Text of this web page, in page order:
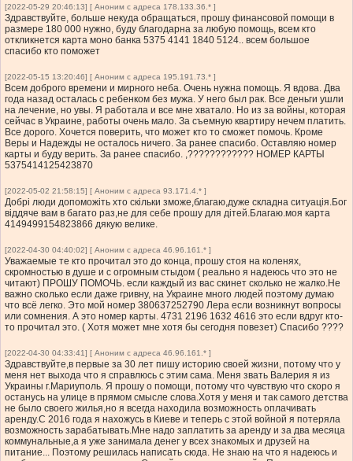
[2022-05-29 20:46:13] [ Аноним с адреса 178.133.36.* ]
Здравствуйте, больше некуда обращаться, прошу финансовой помощи в
размере 180 000 нужно, буду благодарна за любую помощь, всем кто
откликнется карта моно банка 5375 4141 1840 5124.. всем большое
спасибо кто поможет
[2022-05-15 13:20:46] [ Аноним с адреса 195.191.73.* ]
Всем доброго времени и мирного неба. Очень нужна помощь. Я вдова. Два
года назад осталась с ребенком без мужа. У него был рак. Все деньги ушли
на лечение, но увы. Я работала и все мне хватало. Но из за войны, которая
сейчас в Украине, работы очень мало. За съемную квартиру нечем платить.
Все дорого. Хочется поверить, что может кто то сможет помочь. Кроме
Веры и Надежды не осталось ничего. За ранее спасибо. Оставляю номер
карты и буду верить. За ранее спасибо. ,???????????? НОМЕР КАРТЫ
5375414125423870
[2022-05-02 21:58:15] [ Аноним с адреса 93.171.4.* ]
Добрі люди допоможіть хто скільки зможе,благаю,дуже складна ситуація.Бог
віддяче вам в багато раз,не для себе прошу для дітей.Благаю.моя карта
4149499154823866 дякую велике.
[2022-04-30 04:40:02] [ Аноним с адреса 46.96.161.* ]
Уважаемые те кто прочитал это до конца, прошу стоя на коленях,
скромностью в душе и с огромным стыдом ( реально я надеюсь что это не
читают) ПРОШУ ПОМОЧЬ. если каждый из вас скинет сколько не жалко.Не
важно сколько если даже гривну, на Украине много людей поэтому думаю
что всё легко. Это мой номер 380637252790 Лера если возникнут вопросы
или сомнения. А это номер карты. 4731 2196 1632 4616 это если вдруг кто-
то прочитал это. ( Хотя может мне хотя бы сегодня повезет) Спасибо ????
[2022-04-30 04:33:41] [ Аноним с адреса 46.96.161.* ]
Здравствуйте,в первые за 30 лет пишу историю своей жизни, потому что у
меня нет выхода что я справлюсь с этим сама. Меня звать Валерия я из
Украины г.Мариуполь. Я прошу о помощи, потому что чувствую что скоро я
останусь на улице в прямом смысле слова.Хотя у меня и так самого детства
не было своего жилья,но я всегда находила возможность оплачивать
аренду.С 2016 года я нахожусь в Киеве и теперь с этой войной я потеряла
возможность зарабатывать.Мне надо заплатить за аренду и за два месяца
коммунальные,а я уже занимала денег у всех знакомых и друзей на
питание... Поэтому решилась написать сюда. Не знаю на что я надеюсь и